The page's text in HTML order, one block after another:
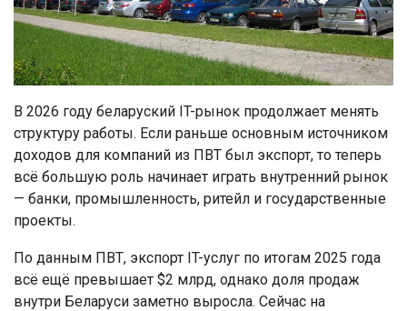
В 2026 году беларуский IT-рынок продолжает менять
структуру работы. Если раньше основным источником
доходов для компаний из ПВТ был экспорт, то теперь
всё большую роль начинает играть внутренний рынок
— банки, промышленность, ритейл и государственные
проекты.
По данным ПВТ, экспорт IT-услуг по итогам 2025 года
всё ещё превышает $2 млрд, однако доля продаж
внутри Беларуси заметно выросла. Сейчас на